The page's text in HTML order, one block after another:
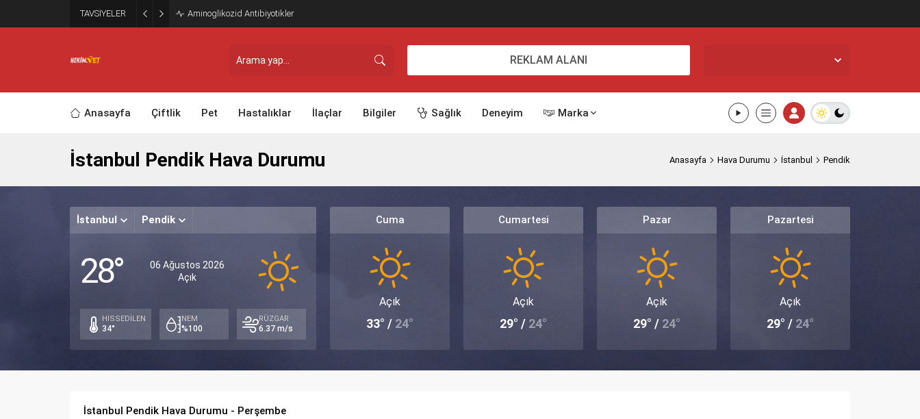
TAVSİYELER Aminoglikozid Antibiyotikler
REKLAM ALANI
Anasayfa Çiftlik Pet Hastalıklar İlaçlar Bilgiler Sağlık Deneyim Marka
İstanbul Pendik Hava Durumu Anasayfa Hava Durumu İstanbul Pendik
İstanbul Pendik
28°
06 Ağustos 2026
Açık
HİSSEDİLEN
34°
NEM
%100
RÜZGAR
6.37 m/s
Cuma
Açık
33° / 24°
Cumartesi
Açık
29° / 24°
Pazar
Açık
29° / 24°
Pazartesi
Açık
29° / 24°
İstanbul Pendik Hava Durumu - Perşembe